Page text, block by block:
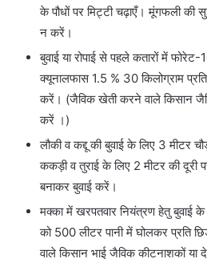
के पौधों पर मिट्टी चढ़ाएँ। मूंगफली की
न करें।
बुवाई या रोपाई से पहले कतारों में
क्यूनालफास 1.5 % 30 किलोग्राम
करें। (जैविक खेती करने वाले किसान
करें ।)
लौकी व कद्दू की बुवाई के लिए 3 मीटर
ककड़ी व तुराई के लिए 2 मीटर की दूरी
बनाकर बुवाई करें।
मक्का में खरपतवार नियंत्रण हेतु बुवाई
को 500 लीटर पानी में घोलकर प्रति
वाले किसान भाई जैविक कीटनाशकों